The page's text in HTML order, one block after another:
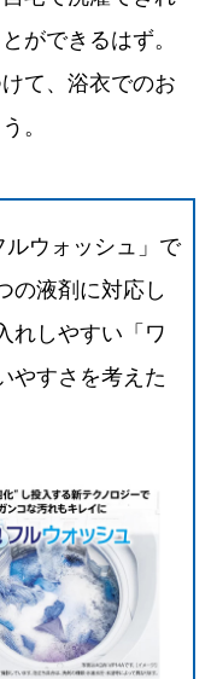
ができるはず。
て、浴衣でのお
。
ルウォッシュ」で
の液剤に対応し
れしやすい「ワ
やすさを考えた